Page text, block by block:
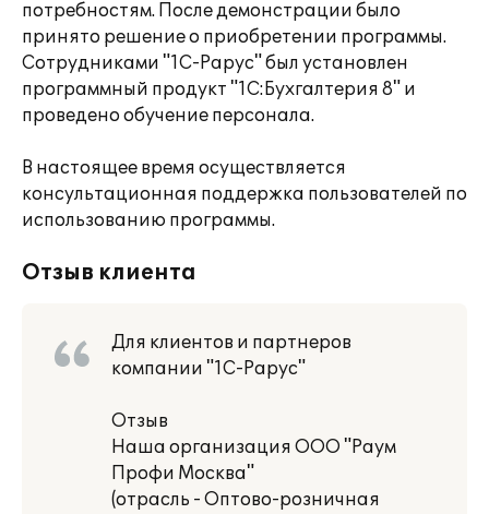
потребностям. После демонстрации было
принято решение о приобретении программы.
Сотрудниками "1С-Рарус" был установлен
программный продукт "1С:Бухгалтерия 8" и
проведено обучение персонала.
В настоящее время осуществляется
консультационная поддержка пользователей по
использованию программы.
Отзыв клиента
Для клиентов и партнеров
компании "1С-Рарус"
Отзыв
Наша организация ООО "Раум
Профи Москва"
(отрасль - Оптово-розничная